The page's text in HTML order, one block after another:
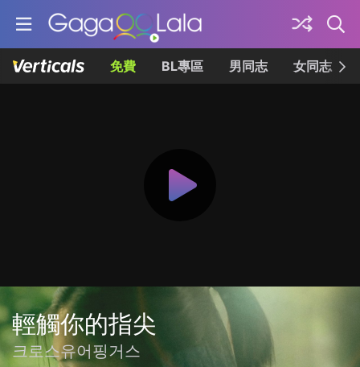
免費 BL專區 男同志 女同志
輕觸你的指尖
크로스유어핑거스